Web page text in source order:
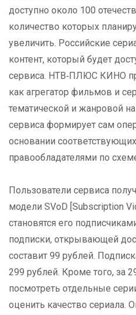
доступно около 100
количество которых
увеличить. Российские
контент, который будет
сервиса. НТВ‑ПЛЮС КИНО
как агрегатор фильмов и
тематической и жанровой
сервиса формирует сам
основании
правообладателями по
Пользователи сервиса
модели SVoD [Subscription
становятся его
подписки, открывающей
составит 99 рублей.
299 рублей. Кроме того, за
посмотреть отдельные
оценить качество сериала.